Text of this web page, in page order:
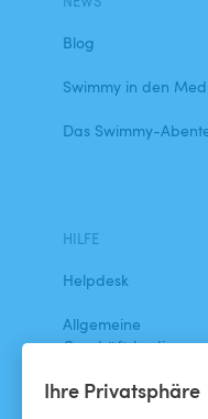
Ihre Privatsphäre
Blog
Swimmy in den
Das Swimmy-
HILFE
Helpdesk
Allgemeine